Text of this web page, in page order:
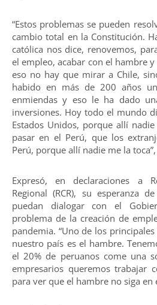
“Estos problemas se pueden
cambio total en la Constitución.
católica nos dice, renovemos,
el empleo, acabar con el hambre
eso no hay que mirar a Chile,
habido en más de 200 años
enmiendas y eso le ha dado
inversiones. Hoy todo el mundo
Estados Unidos, porque allí
pasar en el Perú, que los
Perú, porque allí nadie me la
Expresó, en declaraciones a
Regional (RCR), su esperanza
puedan dialogar con el
problema de la creación de
pandemia. “Uno de los
nuestro país es el hambre.
el 20% de peruanos come una
empresarios queremos trabajar
para ver que el hambre no siga en